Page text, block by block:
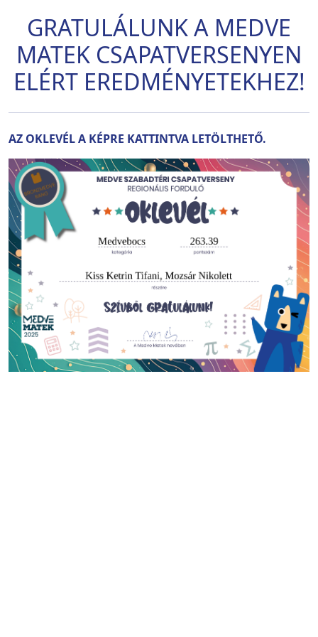
GRATULÁLUNK A MEDVE
MATEK CSAPATVERSENYEN
ELÉRT EREDMÉNYETEKHEZ!
AZ OKLEVÉL A KÉPRE KATTINTVA LETÖLTHETŐ.